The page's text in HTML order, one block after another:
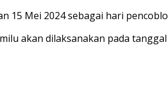
15 Mei 2024 sebagai hari
akan dilaksanakan pada